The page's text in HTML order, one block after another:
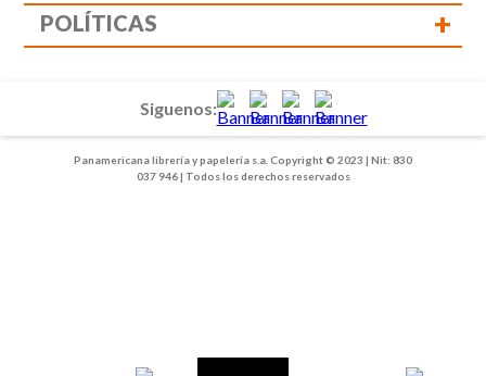
POLÍTICAS +
Panamericana librería y papelería s.a. Copyright © 2023 | Nit: 830
037 946 | Todos los derechos reservados
Siguenos: